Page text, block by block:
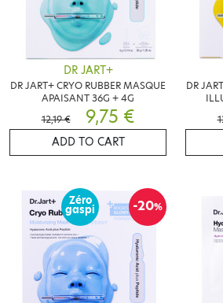
DR JART+
DR JART+ CRYO RUBBER MASQUE
APAISANT 36G + 4G
12,19 €
9,75 €
ADD TO CART
DR
-20%
Zéro
gaspi